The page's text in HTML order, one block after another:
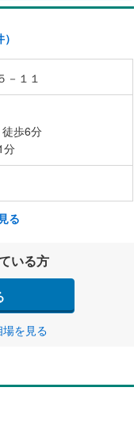
－１１
歩6分
分
る
いる方
を見る